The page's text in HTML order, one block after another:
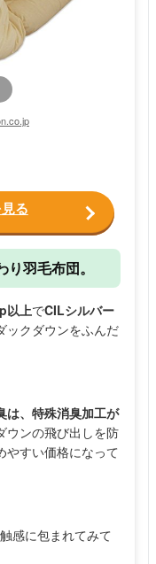
る
羽毛布団。
以上でCILシルバー
ックダウンをふんだ
は、特殊消臭加工が
ウンの飛び出しを防
やすい価格になって
感に包まれてみて